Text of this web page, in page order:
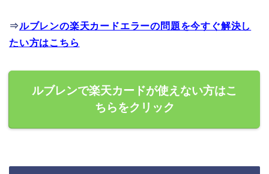
⇒ルブレンの楽天カードエラーの問題を今すぐ解決し
たい方はこちら
ルブレンで楽天カードが使えない方はこ
ちらをクリック